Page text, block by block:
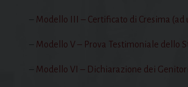
– Modello III – Certificato di Cresima (ad
– Modello V – Prova Testimoniale dello
– Modello VI – Dichiarazione dei